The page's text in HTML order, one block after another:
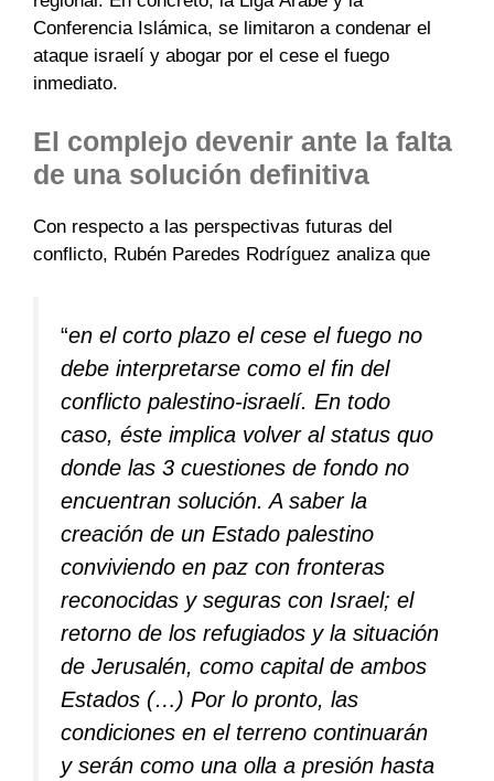
Conferencia Islámica, se limitaron a condenar el
ataque israelí y abogar por el cese el fuego
inmediato.
El complejo devenir ante la falta
de una solución definitiva
Con respecto a las perspectivas futuras del
conflicto, Rubén Paredes Rodríguez analiza que
“en el corto plazo el cese el fuego no
debe interpretarse como el fin del
conflicto palestino-israelí. En todo
caso, éste implica volver al status quo
donde las 3 cuestiones de fondo no
encuentran solución. A saber la
creación de un Estado palestino
conviviendo en paz con fronteras
reconocidas y seguras con Israel; el
retorno de los refugiados y la situación
de Jerusalén, como capital de ambos
Estados (…) Por lo pronto, las
condiciones en el terreno continuarán
y serán como una olla a presión hasta